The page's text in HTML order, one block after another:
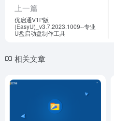
上一篇
优启通V1P版
(EasyU)_v3.7.2023.1009--专业
U盘启动盘制作工具
相关文章